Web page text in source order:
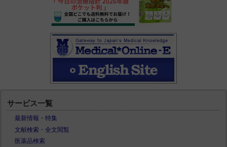
サービス一覧
最新情報・特集
文献検索・全文閲覧
医薬品検索